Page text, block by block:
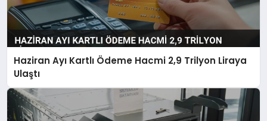
Haziran Ayı Kartlı Ödeme Hacmi 2,9 Trilyon Liraya
Ulaştı